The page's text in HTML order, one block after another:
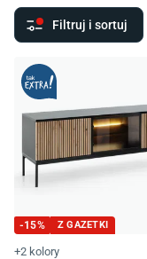
Filtruj i sortuj
-15% Z GAZETKI
+2 kolory